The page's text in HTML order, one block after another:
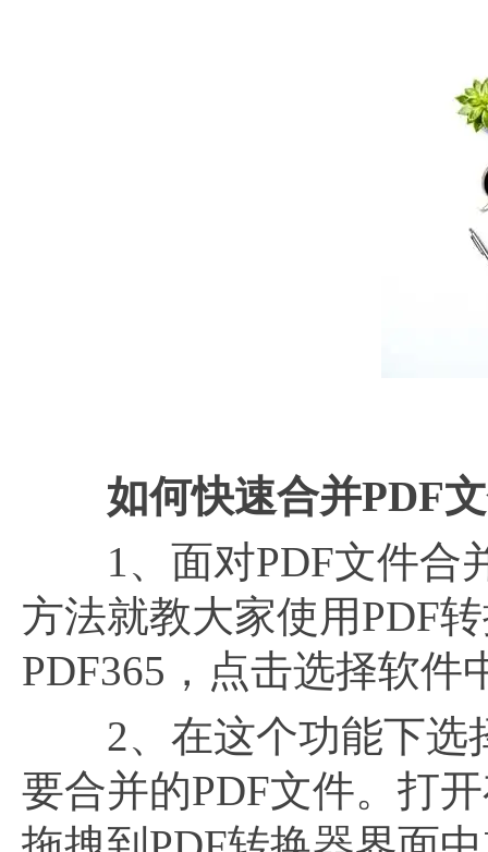
如何快速合并PDF
1、面对PDF文件合并
方法就教大家使用PDF
PDF365，点击选择软件
2、在这个功能下选择
要合并的PDF文件。打